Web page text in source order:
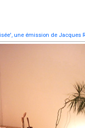
une émission de Jacques